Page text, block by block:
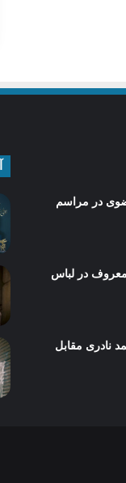
در مراسم
معروف در لباس
نادری مقابل